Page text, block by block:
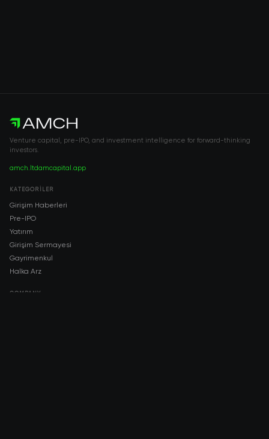
Venture capital, pre-IPO, and investment intelligence for forward-thinking
investors.
amch.ltdamcapital.app
KATEGORILER
Girişim Haberleri
Pre-IPO
Yatırım
Girişim Sermayesi
Gayrimenkul
Halka Arz
COMPANY